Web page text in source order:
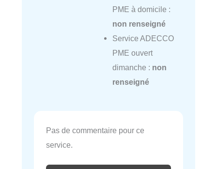
PME à domicile :
non renseigné
Service ADECCO
PME ouvert
dimanche : non
renseigné
Pas de commentaire pour ce
service.